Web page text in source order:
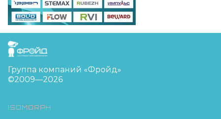
FreudGroup
Группа компаний «Фройд»
©2009—2026
ISOMORPH